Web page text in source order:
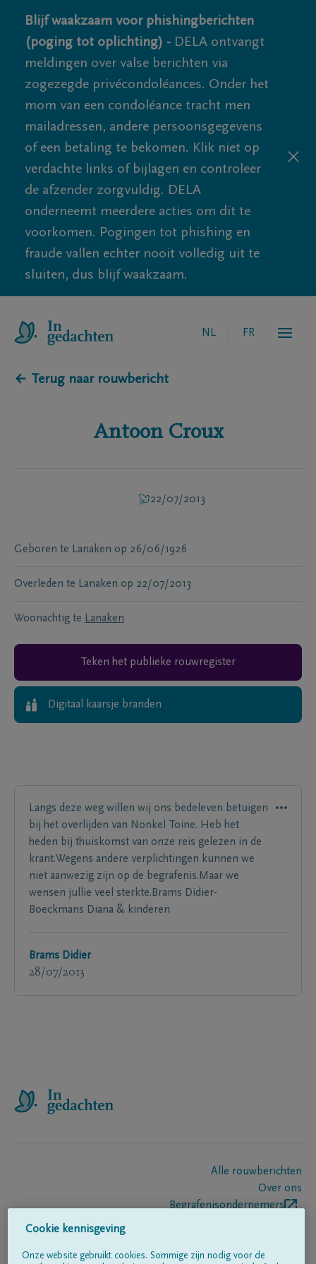
Blijf waakzaam voor phishingberichten
(poging tot oplichting) - DELA ontvangt
meldingen over valse berichten via
zogezegde privécondoléances. Onder het
mom van een condoléance tracht men
mailadressen, andere persoonsgegevens
of een betaling te bekomen. Klik niet op
verdachte links of bijlagen en controleer
de afzender zorgvuldig. DELA
onderneemt meerdere acties om dit te
voorkomen. Pogingen tot phishing en
fraude vallen echter nooit volledig uit te
sluiten, dus blijf waakzaam.
NL FR
← Terug naar rouwbericht
Antoon Croux
22/07/2013
Geboren te Lanaken op 26/06/1926
Overleden te Lanaken op 22/07/2013
Woonachtig te Lanaken
Teken het publieke rouwregister
Digitaal kaarsje branden
Langs deze weg willen wij ons bedeleven betuigen
bij het overlijden van Nonkel Toine. Heb het
heden bij thuiskomst van onze reis gelezen in de
krant.Wegens andere verplichtingen kunnen we
niet aanwezig zijn op de begrafenis.Maar we
wensen jullie veel sterkte.Brams Didier-
Boeckmans Diana & kinderen
Brams Didier
28/07/2013
Alle rouwberichten
Over ons
Begrafenisondernemers
Cookie kennisgeving
Onze website gebruikt cookies. Sommige zijn nodig voor de